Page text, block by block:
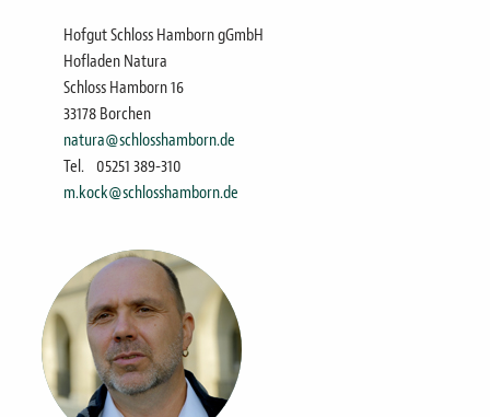
Hofgut Schloss Hamborn gGmbH
Hofladen Natura
Schloss Hamborn 16
33178 Borchen
natura@schlosshamborn.de
Tel.
05251 389-310
m.kock@schlosshamborn.de